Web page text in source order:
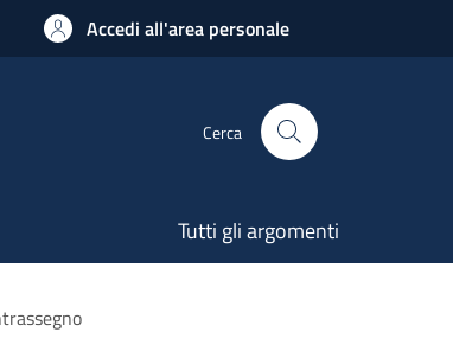
Accedi all'area personale
Cerca
Tutti gli argomenti